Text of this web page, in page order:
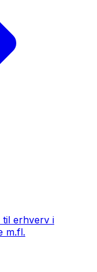
til erhverv i
m.fl.